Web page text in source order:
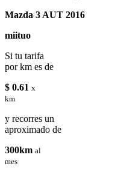
Mazda 3 AUT 2016
miituo
Si tu tarifa
por km es de
$ 0.61 x
km
y recorres un
aproximado de
300km al
mes